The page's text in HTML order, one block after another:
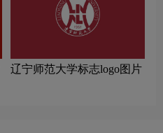
辽宁师范大学标志logo图片